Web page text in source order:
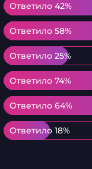
Ответило 42%
Ответило 42%
Ответило 58%
Ответило 58%
Ответило 25%
Ответило 25%
Ответило 74%
Ответило 74%
Ответило 64%
Ответило 64%
Ответило 18%
Ответило 18%